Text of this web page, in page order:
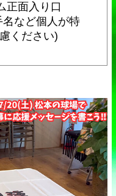
正面入り口
など個人が特
ください)